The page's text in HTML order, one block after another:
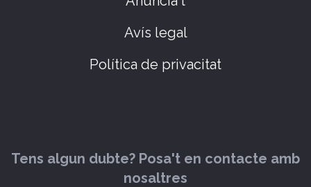
Avís legal
Política de privacitat
Tens algun dubte? Posa't en contacte amb
nosaltres